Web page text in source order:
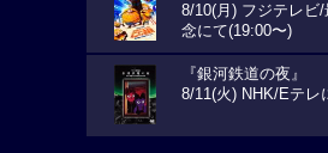
8/10(月) フジテレビ
念にて(19:00〜)
『銀河鉄道の夜』
8/11(火) NHK/Eテレ